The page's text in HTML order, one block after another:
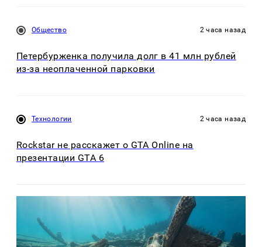
Общество 2 часа назад
Петербурженка получила долг в 41 млн рублей
из-за неоплаченной парковки
Технологии 2 часа назад
Rockstar не расскажет о GTA Online на
презентации GTA 6